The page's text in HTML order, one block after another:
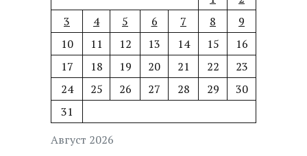
Август 2026
3
4 5 6 7 8
9
10
11 12 13 14 15
16
17
18 19 20 21 22
23
24
25 26 27 28 29
30
31